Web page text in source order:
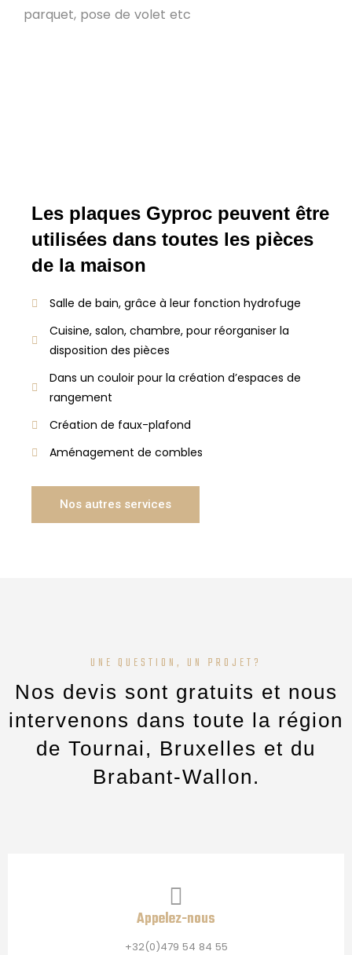
parquet, pose de volet etc
Les plaques Gyproc peuvent être
utilisées dans toutes les pièces
de la maison
Salle de bain, grâce à leur fonction hydrofuge
Cuisine, salon, chambre, pour réorganiser la
disposition des pièces
Dans un couloir pour la création d’espaces de
rangement
Création de faux-plafond
Aménagement de combles
Nos autres services
UNE QUESTION, UN PROJET?
Nos devis sont gratuits et nous
intervenons dans toute la région
de Tournai, Bruxelles et du
Brabant-Wallon.
Appelez-nous
+32(0)479 54 84 55